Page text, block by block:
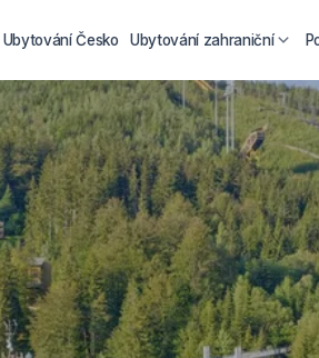
Ubytování Česko Ubytování zahraniční